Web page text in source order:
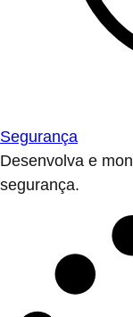
Segurança
Desenvolva e
segurança.